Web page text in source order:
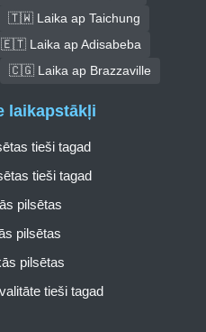
🇹🇼 Laika ap Taichung
🇪🇹 Laika ap Adisabeba
🇨🇬 Laika ap Brazzaville
laikapstākļi
tieši tagad
tieši tagad
pilsētas
pilsētas
pilsētas
tieši tagad